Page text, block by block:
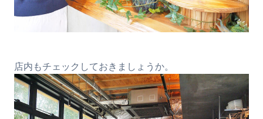
店内もチェックしておきましょうか。